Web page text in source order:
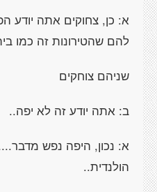
א: כן, צחוקים אתה יודע
להם שהטירונות זה כמו
שניהם צוחקים
ב: אתה יודע זה לא יפה..
א: נכון, היפה נפש
הולנדית..